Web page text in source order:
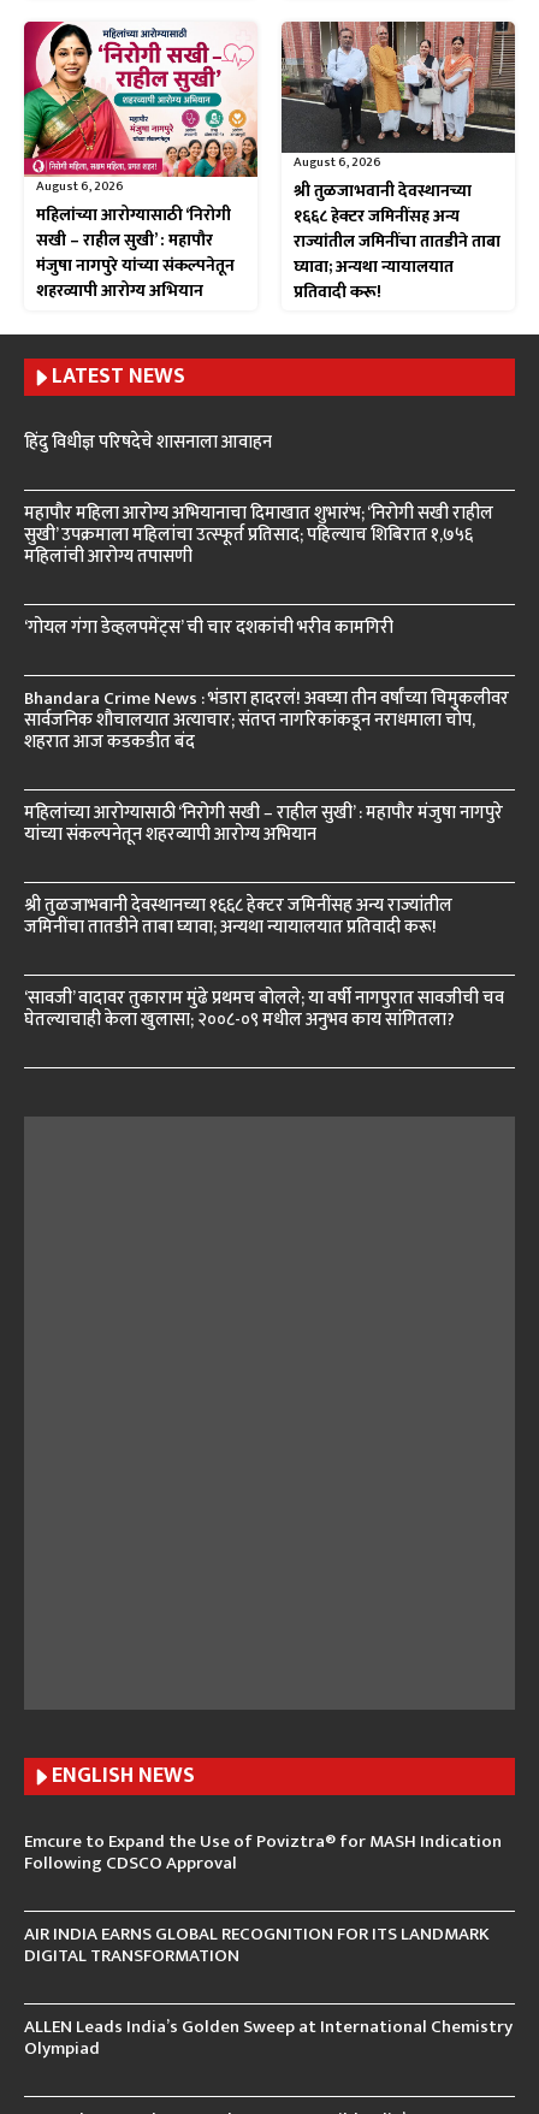
August 6, 2026
महिलांच्या आरोग्यासाठी ‘निरोगी
सखी – राहील सुखी’ : महापौर
मंजुषा नागपुरे यांच्या संकल्पनेतून
शहरव्यापी आरोग्य अभियान
August 6, 2026
श्री तुळजाभवानी देवस्थानच्या
१६६८ हेक्टर जमिनींसह अन्य
राज्यांतील जमिनींचा तातडीने ताबा
घ्यावा; अन्यथा न्यायालयात
प्रतिवादी करू!
LATEST NEWS
हिंदु विधीज्ञ परिषदेचे शासनाला आवाहन
महापौर महिला आरोग्य अभियानाचा दिमाखात शुभारंभ; ‘निरोगी सखी राहील
सुखी’ उपक्रमाला महिलांचा उत्स्फूर्त प्रतिसाद; पहिल्याच शिबिरात १,७५६
महिलांची आरोग्य तपासणी
‘गोयल गंगा डेव्हलपमेंट्स’ ची चार दशकांची भरीव कामगिरी
Bhandara Crime News : भंडारा हादरलं! अवघ्या तीन वर्षांच्या चिमुकलीवर
सार्वजनिक शौचालयात अत्याचार; संतप्त नागरिकांकडून नराधमाला चोप,
शहरात आज कडकडीत बंद
महिलांच्या आरोग्यासाठी ‘निरोगी सखी – राहील सुखी’ : महापौर मंजुषा नागपुरे
यांच्या संकल्पनेतून शहरव्यापी आरोग्य अभियान
श्री तुळजाभवानी देवस्थानच्या १६६८ हेक्टर जमिनींसह अन्य राज्यांतील
जमिनींचा तातडीने ताबा घ्यावा; अन्यथा न्यायालयात प्रतिवादी करू!
‘सावजी’ वादावर तुकाराम मुंढे प्रथमच बोलले; या वर्षी नागपुरात सावजीची चव
घेतल्याचाही केला खुलासा; २००८-०९ मधील अनुभव काय सांगितला?
ENGLISH NEWS
Emcure to Expand the Use of Poviztra® for MASH Indication
Following CDSCO Approval
AIR INDIA EARNS GLOBAL RECOGNITION FOR ITS LANDMARK
DIGITAL TRANSFORMATION
ALLEN Leads India’s Golden Sweep at International Chemistry
Olympiad